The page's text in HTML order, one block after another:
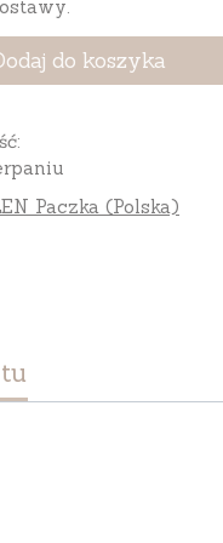
do koszyka
Paczka (Polska)